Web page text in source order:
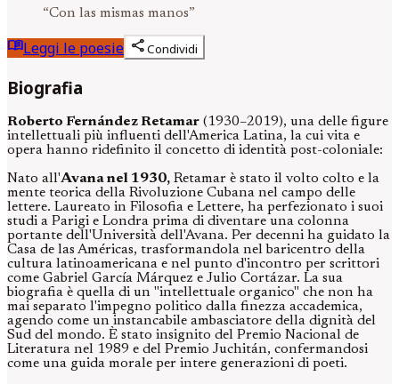
“Con las mismas manos”
menu_bookLeggi le poesie shareCondividi
Biografia
Roberto Fernández Retamar (1930–2019), una delle figure
intellettuali più influenti dell'America Latina, la cui vita e
opera hanno ridefinito il concetto di identità post-coloniale:
Nato all'Avana nel 1930, Retamar è stato il volto colto e la
mente teorica della Rivoluzione Cubana nel campo delle
lettere. Laureato in Filosofia e Lettere, ha perfezionato i suoi
studi a Parigi e Londra prima di diventare una colonna
portante dell'Università dell'Avana. Per decenni ha guidato la
Casa de las Américas, trasformandola nel baricentro della
cultura latinoamericana e nel punto d'incontro per scrittori
come Gabriel García Márquez e Julio Cortázar. La sua
biografia è quella di un "intellettuale organico" che non ha
mai separato l'impegno politico dalla finezza accademica,
agendo come un instancabile ambasciatore della dignità del
Sud del mondo. È stato insignito del Premio Nacional de
Literatura nel 1989 e del Premio Juchitán, confermandosi
come una guida morale per intere generazioni di poeti.